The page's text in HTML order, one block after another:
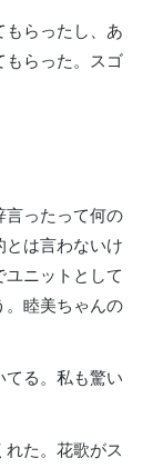
もらったし、あ
もらった。スゴ
言ったって何の
とは言わないけ
ニットとして
。睦美ちゃんの
てる。私も驚い
た。花歌がス